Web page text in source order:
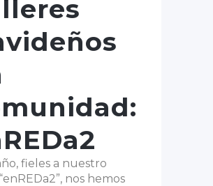
fieles a nuestro
nos hemos